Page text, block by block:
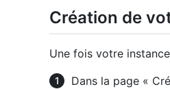
Création de
Une fois votre
Dans la page «